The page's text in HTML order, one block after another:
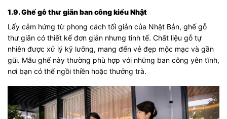
1.9. Ghế gỗ thư giãn ban công kiểu Nhật
Lấy cảm hứng từ phong cách tối giản của Nhật Bản, ghế gỗ
thư giãn có thiết kế đơn giản nhưng tinh tế. Chất liệu gỗ tự
nhiên được xử lý kỹ lưỡng, mang đến vẻ đẹp mộc mạc và gần
gũi. Mẫu ghế này thường phù hợp với những ban công yên tĩnh,
nơi bạn có thể ngồi thiền hoặc thưởng trà.